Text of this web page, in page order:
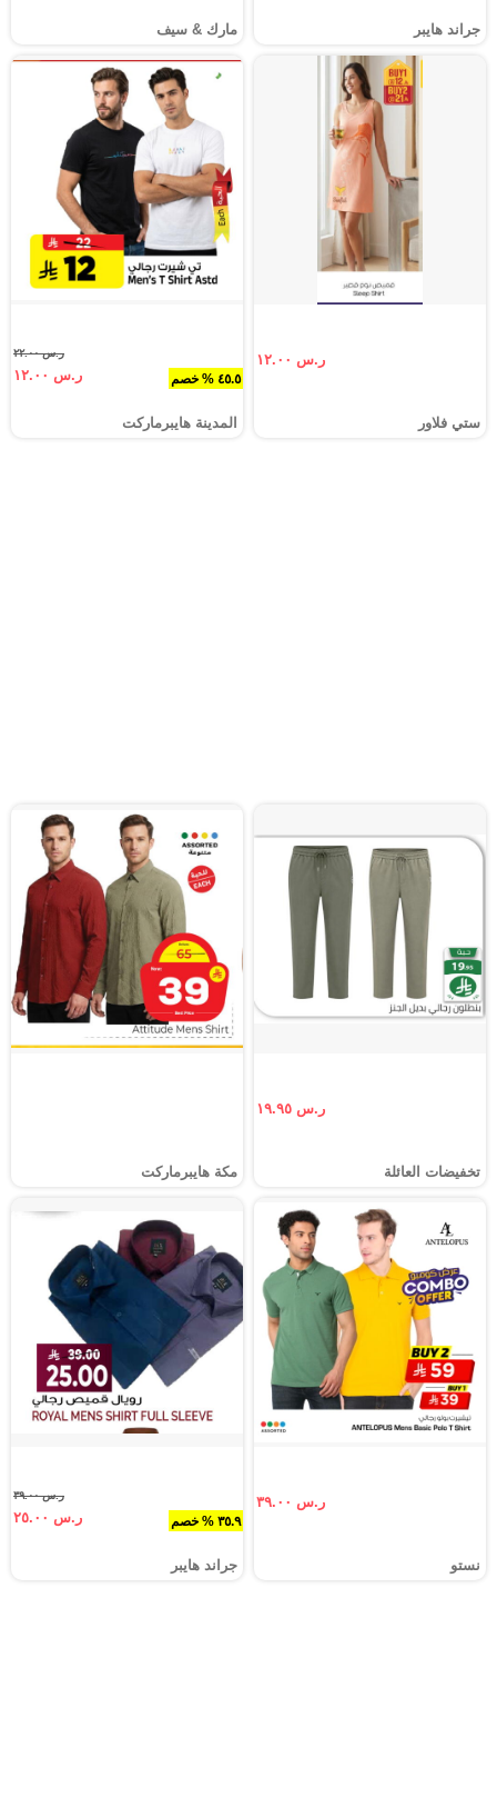
جراند هايبر مارك & سيف
ر.س ١٢.٠٠
ستي فلاور
٤٥.٥ % خصم
ر.س ٢٢.٠٠
ر.س ١٢.٠٠
المدينة هايبرماركت
ر.س ١٩.٩٥
تخفيضات العائلة مكة هايبرماركت
ر.س ٣٩.٠٠
نستو
٣٥.٩ % خصم
ر.س ٣٩.٠٠
ر.س ٢٥.٠٠
جراند هايبر